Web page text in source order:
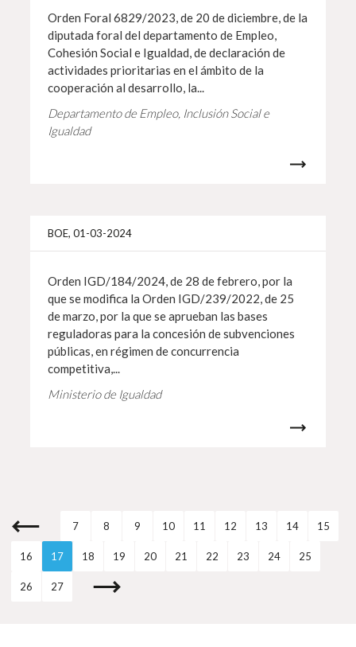
Orden Foral 6829/2023, de 20 de diciembre, de la
diputada foral del departamento de Empleo,
Cohesión Social e Igualdad, de declaración de
actividades prioritarias en el ámbito de la
cooperación al desarrollo, la...
Departamento de Empleo, Inclusión Social e
Igualdad
BOE, 01-03-2024
Orden IGD/184/2024, de 28 de febrero, por la
que se modifica la Orden IGD/239/2022, de 25
de marzo, por la que se aprueban las bases
reguladoras para la concesión de subvenciones
públicas, en régimen de concurrencia
competitiva,...
Ministerio de Igualdad
7 8 9 10 11 12 13 14 15
16 17 18 19 20 21 22 23 24 25
26 27